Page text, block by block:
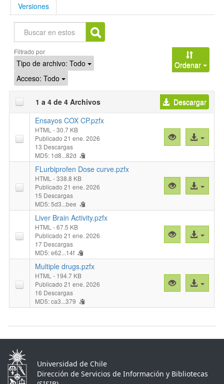
Versiones
Buscar
Filtrado por
Tipo de archivo: Todo
Acceso: Todo
Ordenar
1 a 4 de 4 Archivos
Descargar
Ensayos COX CP.pzfx
HTML - 30.7 KB
Publicado 21 ene. 2026
13 Descargas
MD5: 1d8...82d
Vista
previa
CP.pzfx"
Acceso
al
FLurbiprofen Dose curve.pzfx
HTML - 338.8 KB
Publicado 21 ene. 2026
15 Descargas
MD5: 5d3...bee
Vista
previa
curve.pzfx"
Acceso
al
Liver Brain Activity.pzfx
HTML - 67.5 KB
Publicado 21 ene. 2026
17 Descargas
MD5: e62...14f
Vista
previa
Activity.pzfx"
Acceso
al
Multiple drugs.pzfx
HTML - 194.7 KB
Publicado 21 ene. 2026
16 Descargas
MD5: ca3...379
Vista
previa
Acceso
al
Universidad de Chile
Dirección de Servicios de Información y Bibliotecas